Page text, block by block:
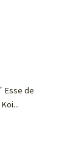
Esse de